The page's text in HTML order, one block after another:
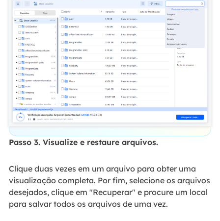
Passo 3. Visualize e restaure arquivos.
Clique duas vezes em um arquivo para obter uma
visualização completa. Por fim, selecione os arquivos
desejados, clique em "Recuperar" e procure um local
para salvar todos os arquivos de uma vez.